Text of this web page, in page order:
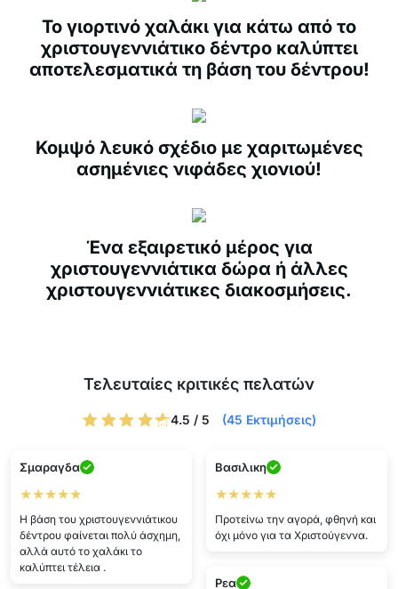
Το γιορτινό χαλάκι για κάτω από το
χριστουγεννιάτικο δέντρο καλύπτει
αποτελεσματικά τη βάση του δέντρου!
Κομψό λευκό σχέδιο με χαριτωμένες
ασημένιες νιφάδες χιονιού!
Ένα εξαιρετικό μέρος για
χριστουγεννιάτικα δώρα ή άλλες
χριστουγεννιάτικες διακοσμήσεις.
Τελευταίες κριτικές πελατών
4.5 / 5 (45 Εκτιμήσεις)
Σμαραγδα
★★★★★
Η βάση του χριστουγεννιάτικου
δέντρου φαίνεται πολύ άσχημη,
αλλά αυτό το χαλάκι το
καλύπτει τέλεια .
Βασιλικη
★★★★★
Προτείνω την αγορά, φθηνή και
όχι μόνο για τα Χριστούγεννα.
Ρεα